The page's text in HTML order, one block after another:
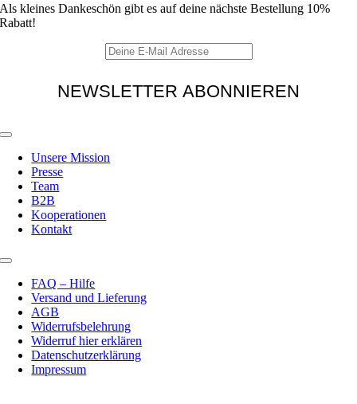
Als kleines Dankeschön gibt es auf deine nächste Bestellung 10%
Rabatt!
Toggle
NavigationUnsere Mission
Presse
Team
B2B
Kooperationen
Kontakt
Toggle
NavigationFAQ – Hilfe
Versand und Lieferung
AGB
Widerrufsbelehrung
Widerruf hier erklären
Datenschutzerklärung
Impressum